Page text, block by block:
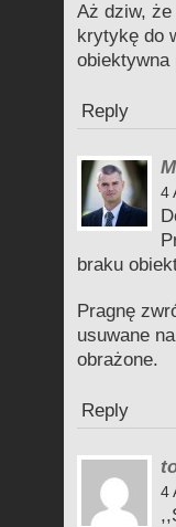
Aż dziw, że
krytykę do
obiektywna
Reply
4
braku
Pragnę
usuwane
obrażone.
Reply
4